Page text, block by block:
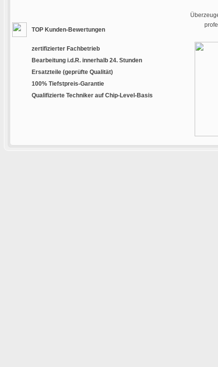
TOP Kunden-Bewertungen
zertifizierter Fachbetrieb
Bearbeitung i.d.R. innerhalb 24. Stunden
Ersatzteile (geprüfte Qualität)
100% Tiefstpreis-Garantie
Qualifizierte Techniker auf Chip-Level-Basis